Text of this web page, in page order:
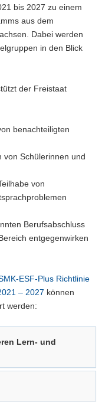
bis 2027 zu einem
aus dem
Dabei werden
in den Blick
der Freistaat
benachteiligten
von Schülerinnen und
von
Berufsabschluss
entgegenwirken
ESF-Plus Richtlinie
– 2027 können
werden:
Lern- und